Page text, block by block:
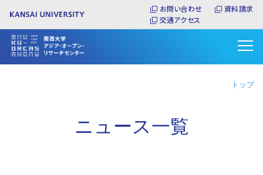
ン
お問い合わせ
資料請求
交通アクセス
トップ
ニュース一覧